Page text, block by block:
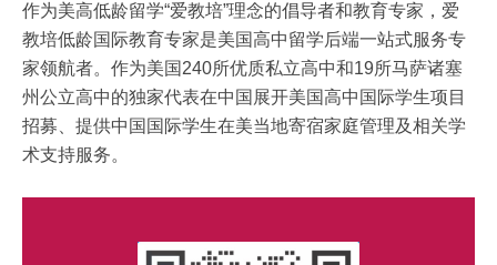
作为美高低龄留学“爱教培”理念的倡导者和教育专家，爱
教培低龄国际教育专家是美国高中留学后端一站式服务专
家领航者。作为美国240所优质私立高中和19所马萨诸塞
州公立高中的独家代表在中国展开美国高中国际学生项目
招募、提供中国国际学生在美当地寄宿家庭管理及相关学
术支持服务。